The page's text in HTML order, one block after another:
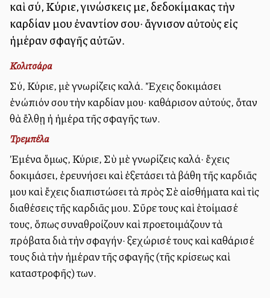
καὶ σύ, Κύριε, γινώσκεις με, δεδοκίμακας τὴν
καρδίαν μου ἐναντίον σου· ἅγνισον αὐτοὺς εἰς
ἡμέραν σφαγῆς αὐτῶν.
Κολιτσάρα
Σύ, Κύριε, μὲ γνωρίζεις καλά. Ἔχεις δοκιμάσει
ἐνώπιόν σου τὴν καρδίαν μου· καθάρισον αὐτούς, ὅταν
θὰ ἔλθῃ ἡ ἡμέρα τῆς σφαγῆς των.
Τρεμπέλα
Ἐμένα ὅμως, Κύριε, Σὺ μὲ γνωρίζεις καλά· ἔχεις
δοκιμάσει, ἐρευνήσει καὶ ἐξετάσει τὰ βάθη τῆς καρδιᾶς
μου καὶ ἔχεις διαπιστώσει τὰ πρὸς Σὲ αἰσθήματα καὶ τὶς
διαθέσεις τῆς καρδιᾶς μου. Σῦρε τους καὶ ἑτοίμασέ
τους, ὅπως συναθροίζουν καὶ προετοιμάζουν τὰ
πρόβατα διὰ τὴν σφαγήν· ξεχώρισέ τους καὶ καθάρισέ
τους διὰ τὴν ἡμέραν τῆς σφαγῆς (τῆς κρίσεως καὶ
καταστροφῆς) των.